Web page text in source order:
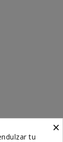
×
tu